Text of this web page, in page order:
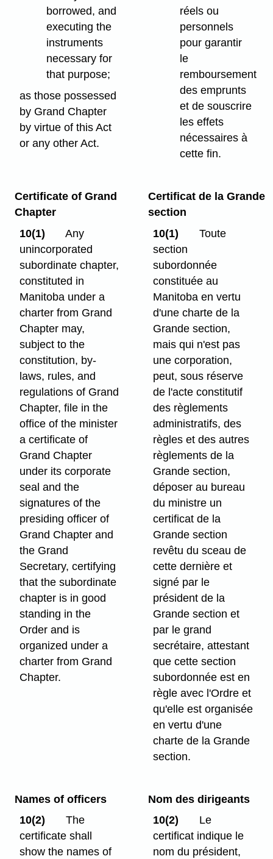
borrowed, and
executing the
instruments
necessary for
that purpose;
as those possessed
by Grand Chapter
by virtue of this Act
or any other Act.
réels ou
personnels
pour garantir
le
remboursement
des emprunts
et de souscrire
les effets
nécessaires à
cette fin.
Certificate of Grand
Chapter
10(1)
Any
unincorporated
subordinate chapter,
constituted in
Manitoba under a
charter from Grand
Chapter may,
subject to the
constitution, by-
laws, rules, and
regulations of Grand
Chapter, file in the
office of the minister
a certificate of
Grand Chapter
under its corporate
seal and the
signatures of the
presiding officer of
Grand Chapter and
the Grand
Secretary, certifying
that the subordinate
chapter is in good
standing in the
Order and is
organized under a
charter from Grand
Chapter.
Certificat de la Grande
section
10(1)
Toute
section
subordonnée
constituée au
Manitoba en vertu
d'une charte de la
Grande section,
mais qui n'est pas
une corporation,
peut, sous réserve
de l'acte constitutif
des règlements
administratifs, des
règles et des autres
règlements de la
Grande section,
déposer au bureau
du ministre un
certificat de la
Grande section
revêtu du sceau de
cette dernière et
signé par le
président de la
Grande section et
par le grand
secrétaire, attestant
que cette section
subordonnée est en
règle avec l'Ordre et
qu'elle est organisée
en vertu d'une
charte de la Grande
section.
Names of officers
10(2)
The
certificate shall
show the names of
Nom des dirigeants
10(2)
Le
certificat indique le
nom du président,